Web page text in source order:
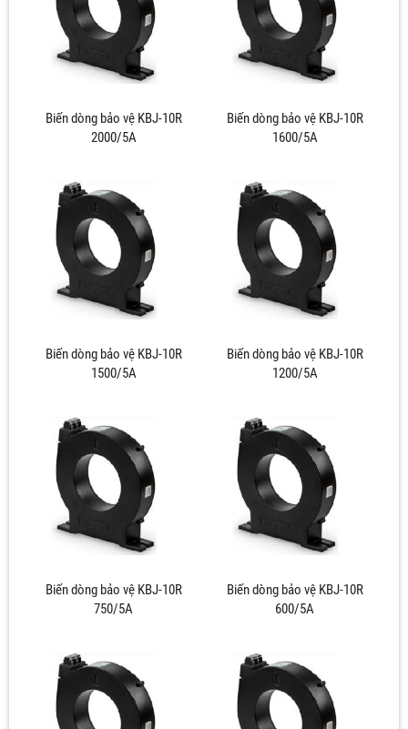
Biến dòng bảo vệ KBJ-10R
2000/5A
Biến dòng bảo vệ KBJ-10R
1600/5A
Biến dòng bảo vệ KBJ-10R
1500/5A
Biến dòng bảo vệ KBJ-10R
1200/5A
Biến dòng bảo vệ KBJ-10R
750/5A
Biến dòng bảo vệ KBJ-10R
600/5A